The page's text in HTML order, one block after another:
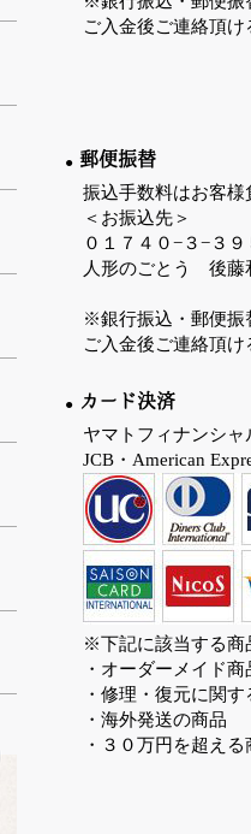
ご入金後ご連絡頂け
郵便振替
振込手数料はお客様
＜お振込先＞
０１７４０−３−３９
人形のごとう 後藤
※銀行振込・郵便振
ご入金後ご連絡頂け
カード決済
ヤマトフィナンシャ
JCB・American
※下記に該当する商
・オーダーメイド商
・修理・復元に関す
・海外発送の商品
・３０万円を超える